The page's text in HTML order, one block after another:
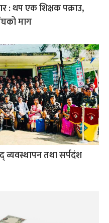
: थप एक शिक्षक पक्राउ,
माग
व्यवस्थापन तथा सर्पदंश